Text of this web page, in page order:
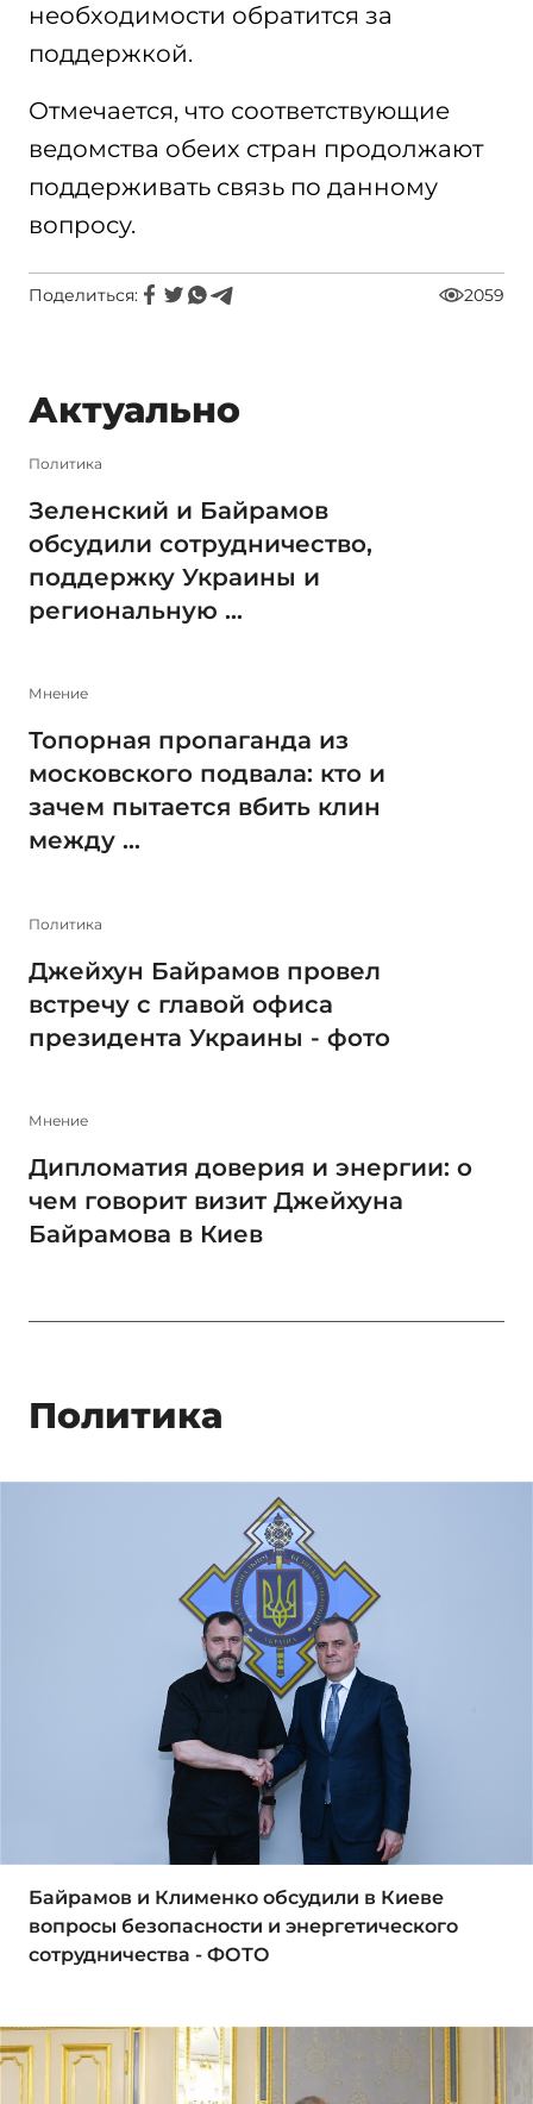
необходимости обратится за
поддержкой.
Отмечается, что соответствующие
ведомства обеих стран продолжают
поддерживать связь по данному
вопросу.
Поделиться: 2059
Актуально
Политика
Зеленский и Байрамов
обсудили сотрудничество,
поддержку Украины и
региональную ...
Мнение
Топорная пропаганда из
московского подвала: кто и
зачем пытается вбить клин
между ...
Политика
Джейхун Байрамов провел
встречу с главой офиса
президента Украины - фото
Мнение
Дипломатия доверия и энергии: о
чем говорит визит Джейхуна
Байрамова в Киев
Политика
Байрамов и Клименко обсудили в Киеве
вопросы безопасности и энергетического
сотрудничества - ФОТО